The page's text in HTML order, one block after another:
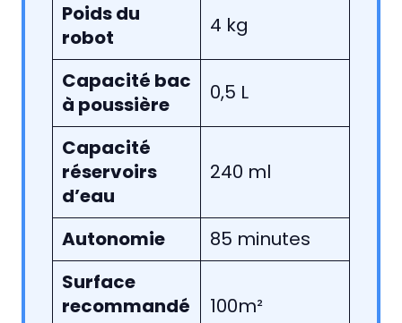
Poids du
robot
4 kg
Capacité bac
à poussière
0,5 L
Capacité
réservoirs
d’eau
240 ml
Autonomie
85 minutes
Surface
recommandé
100m²